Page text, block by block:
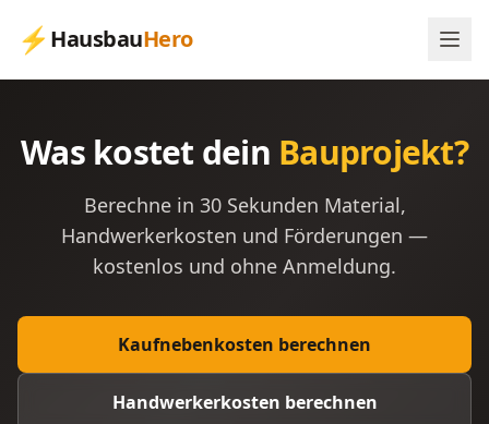
⚡ HausbauHero
Was kostet dein Bauprojekt?
Berechne in 30 Sekunden Material,
Handwerkerkosten und Förderungen —
kostenlos und ohne Anmeldung.
Kaufnebenkosten berechnen
Handwerkerkosten berechnen